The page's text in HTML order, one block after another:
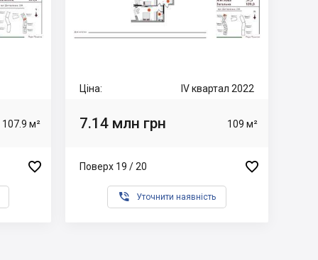
107.9 м²

Ціна: IV квартал 2022
7.14 млн грн 109 м²
Поверх 19 / 20 
 Уточнити наявність